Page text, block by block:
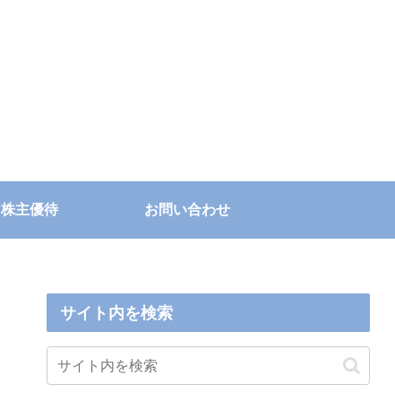
株主優待 お問い合わせ
サイト内を検索